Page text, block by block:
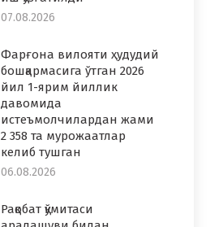
07.08.2026
Фарғона вилояти ҳудудий
бошқармасига ўтган 2026
йил 1-ярим йиллик
давомида
истеъмолчилардан жами
2 358 та мурожаатлар
келиб тушган
06.08.2026
Рақобат қўмитаси